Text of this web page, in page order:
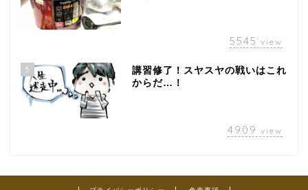
5545 view
5
講習修了！スヤスヤの戦いはこれ
からだ…！
4909 view